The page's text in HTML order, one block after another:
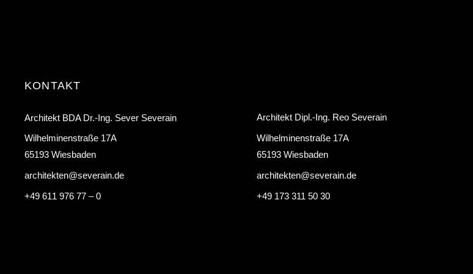
KONTAKT
Architekt BDA Dr.-Ing. Sever Severain
Wilhelminenstraße 17A
65193 Wiesbaden
architekten@severain.de
+49 611 976 77 – 0
Architekt Dipl.-Ing. Reo Severain
Wilhelminenstraße 17A
65193 Wiesbaden
architekten@severain.de
+49 173 311 50 30